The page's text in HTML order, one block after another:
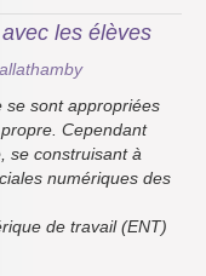
les élèves
se sont appropriées
Cependant
se construisant à
numériques des
de travail (ENT)